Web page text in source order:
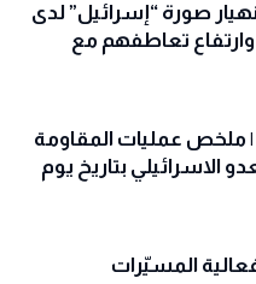
صورة “إسرائيل” لدى
وارتفاع تعاطفهم مع
ملخص عمليات المقاومة
الاسرائيلي بتاريخ يوم
المسيّرات